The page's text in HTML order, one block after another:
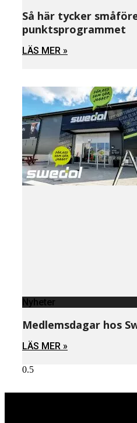
Så här tycker
punktsprogrammet
LÄS MER »
Nyheter
Medlemsdagar hos
LÄS MER »